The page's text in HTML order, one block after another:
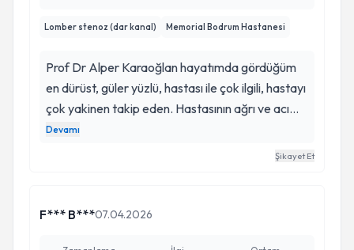
Lomber stenoz (dar kanal) Memorial Bodrum Hastanesi
Prof Dr Alper Karaoğlan hayatımda gördüğüm
en dürüst, güler yüzlü, hastası ile çok ilgili, hastayı
çok yakinen takip eden. Hastasının ağrı ve acı
çekmemesi için her imkanı sonuna kadar kullanan
sayı az kalmış çok değerli hemimlerimizden biri.
zorluk çekmedim. Hiç ağrı çekmedim. Duygu,
Devamı
Şikayet Et
F*** B***07.04.2026